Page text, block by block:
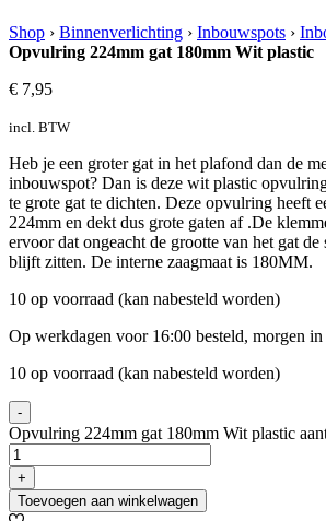
Shop › Binnenverlichting › Inbouwspots ›
Opvulring 224mm gat 180mm Wit plastic
€ 7,95
incl. BTW
Heb je een groter gat in het plafond dan de
inbouwspot? Dan is deze wit plastic
te grote gat te dichten. Deze opvulring heeft
224mm en dekt dus grote gaten af .De
ervoor dat ongeacht de grootte van het gat
blijft zitten. De interne zaagmaat is 180MM.
10 op voorraad (kan nabesteld worden)
Op werkdagen voor 16:00 besteld, morgen
10 op voorraad (kan nabesteld worden)
-
Opvulring 224mm gat 180mm Wit plastic
+
Toevoegen aan winkelwagen